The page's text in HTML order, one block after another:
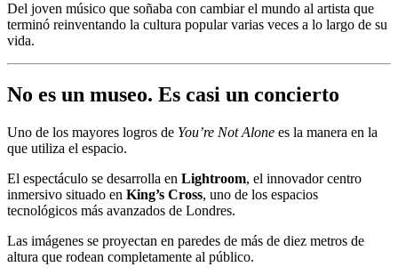
Del joven músico que soñaba con cambiar el mundo al artista que
terminó reinventando la cultura popular varias veces a lo largo de su
vida.
No es un museo. Es casi un concierto
Uno de los mayores logros de You’re Not Alone es la manera en la
que utiliza el espacio.
El espectáculo se desarrolla en Lightroom, el innovador centro
inmersivo situado en King’s Cross, uno de los espacios
tecnológicos más avanzados de Londres.
Las imágenes se proyectan en paredes de más de diez metros de
altura que rodean completamente al público.